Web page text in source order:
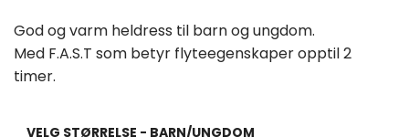
God og varm heldress til barn og ungdom.
Med F.A.S.T som betyr flyteegenskaper opptil 2
timer.
VELG STØRRELSE - BARN/UNGDOM